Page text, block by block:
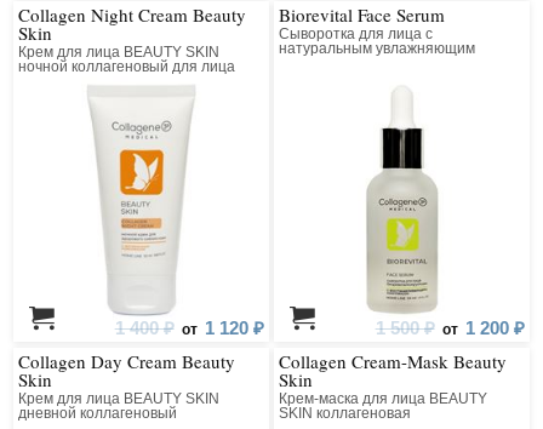
Collagen Night Cream Beauty
Skin
Крем для лица BEAUTY SKIN
ночной коллагеновый для лица
1 400 ₽ от 1 120 ₽
Biorevital Face Serum
Сыворотка для лица с
натуральным увлажняющим
1 500 ₽ от 1 200 ₽
Collagen Day Cream Beauty
Skin
Крем для лица BEAUTY SKIN
дневной коллагеновый
Collagen Cream-Mask Beauty
Skin
Крем-маска для лица BEAUTY
SKIN коллагеновая